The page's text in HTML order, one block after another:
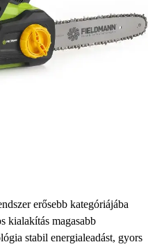
erősebb kategóriájába
kialakítás magasabb
stabil energialeadást, gyors